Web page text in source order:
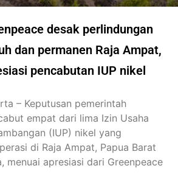
desak perlindungan
dan permanen Raja Ampat,
pencabutan IUP nikel
– Keputusan pemerintah
empat dari lima Izin Usaha
(IUP) nikel yang
di Raja Ampat, Papua Barat
menuai apresiasi dari Greenpeace